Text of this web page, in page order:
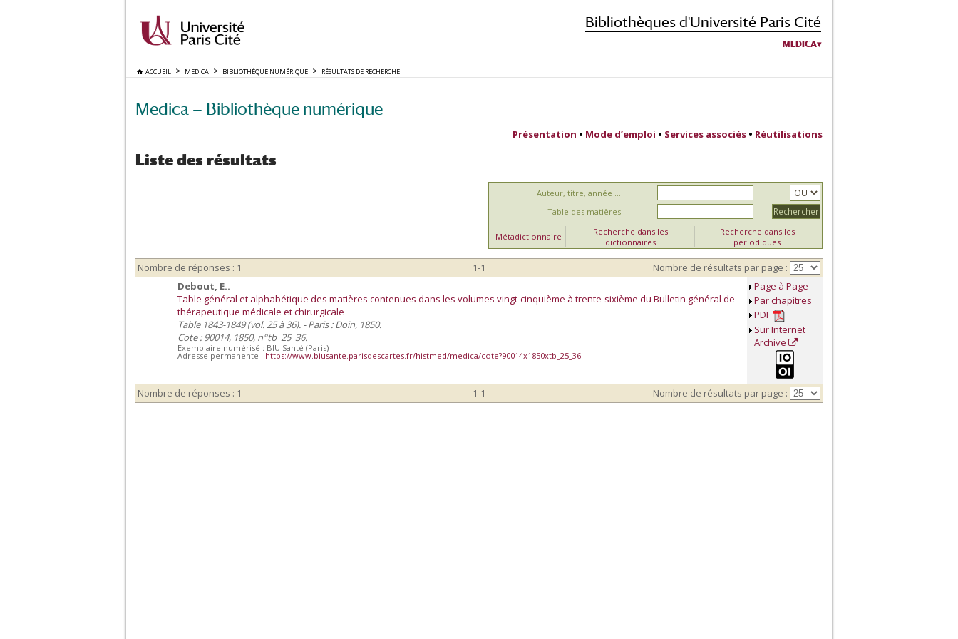
Bibliothèques d'Université Paris Cité
MEDICA
ACCUEIL MEDICA BIBLIOTHÈQUE NUMÉRIQUE RÉSULTATS DE RECHERCHE
Medica — Bibliothèque numérique
Présentation • Mode d’emploi • Services associés • Réutilisations
Liste des résultats
Auteur, titre, année ...
Table des matières
Métadictionnaire
Recherche dans les
dictionnaires
Recherche dans les
périodiques
Nombre de réponses : 1 1-1
Nombre de résultats par page :
Debout, E..
Table général et alphabétique des matières contenues dans les volumes vingt-cinquième à trente-sixième du Bulletin général de
thérapeutique médicale et chirurgicale
Table 1843-1849 (vol. 25 à 36). - Paris : Doin, 1850.
Cote : 90014, 1850, n°tb_25_36.
Exemplaire numérisé : BIU Santé (Paris)
Adresse permanente : https://www.biusante.parisdescartes.fr/histmed/medica/cote?90014x1850xtb_25_36
Page à Page
Par chapitres
PDF
Sur Internet
Archive
Nombre de réponses : 1 1-1 Nombre de résultats par page :